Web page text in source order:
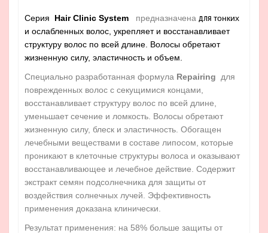
Серия Hair Clinic System предназначена для тонких
и ослабленных волос, укрепляет и восстанавливает
структуру волос по всей длине. Волосы обретают
жизненную силу, эластичность и объем.
Специально разработанная формула Repairing для
поврежденных волос с секущимися концами,
восстанавливает структуру волос по всей длине,
уменьшает сечение и ломкость. Волосы обретают
жизненную силу, блеск и эластичность. Обогащен
лечебными веществами в составе липосом, которые
проникают в клеточные структуры волоса и оказывают
восстанавливающее и лечебное действие. Содержит
экстракт семян подсолнечника для защиты от
воздействия солнечных лучей. Эффективность
применения доказана клинически.
Результат применения: на 58% больше защиты от